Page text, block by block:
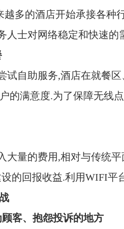
越多的酒店开始承接各种
人士对网络稳定和快速的
试自助服务,酒店在就餐
的满意度.为了保障无线
大量的费用,相对与传统平
的回报收益.利用WIFI平
顾客、抱怨投诉的地方